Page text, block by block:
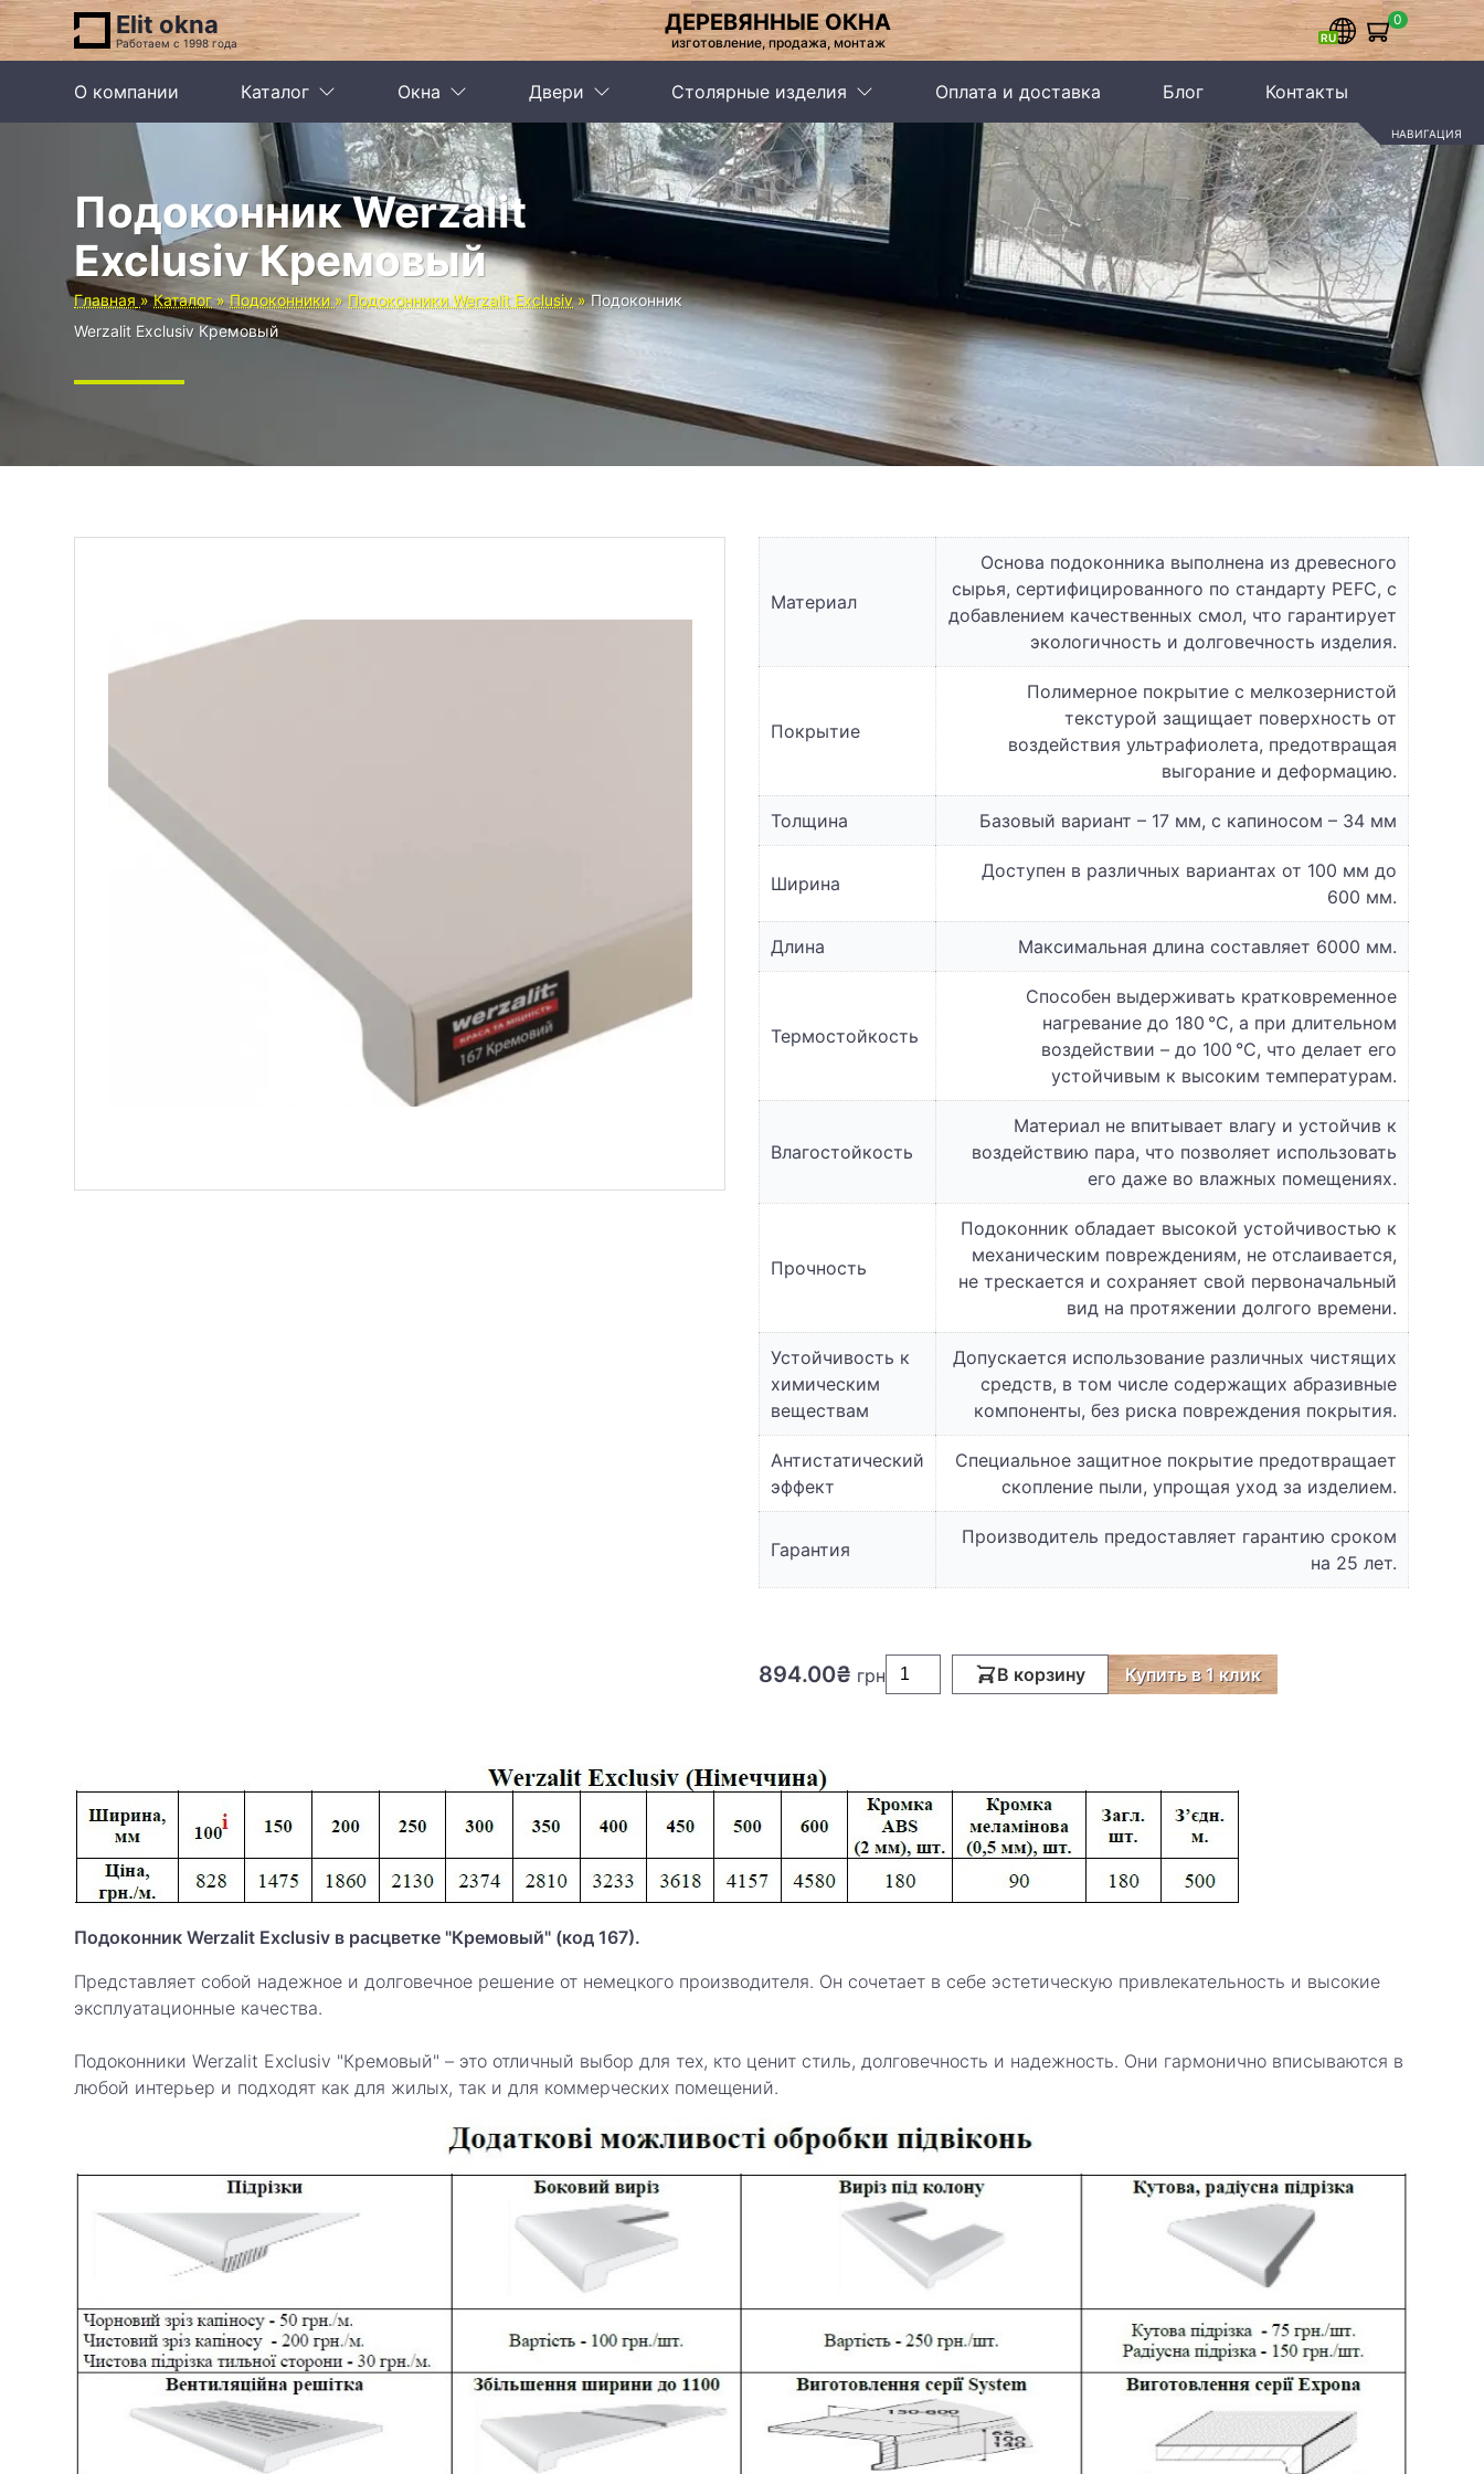
Elit okna
Работаем с 1998 года
ДЕРЕВЯННЫЕ ОКНА
изготовление, продажа, монтаж
0
О компании Каталог Окна Двери Столярные изделия Оплата и доставка Блог Контакты
Подоконник Werzalit
Exclusiv Кремовый
Главная Каталог Подоконники Подоконники Werzalit Exclusiv
Подоконник
Werzalit Exclusiv Кремовый
Материал
Основа подоконника выполнена из древесного
сырья, сертифицированного по стандарту PEFC, с
добавлением качественных смол, что гарантирует
экологичность и долговечность изделия.
Покрытие
Полимерное покрытие с мелкозернистой
текстурой защищает поверхность от
воздействия ультрафиолета, предотвращая
выгорание и деформацию.
Толщина Базовый вариант – 17 мм, с капиносом – 34 мм
Ширина
Доступен в различных вариантах от 100 мм до
600 мм.
Длина Максимальная длина составляет 6000 мм.
Термостойкость
Способен выдерживать кратковременное
нагревание до 180 °C, а при длительном
воздействии – до 100 °C, что делает его
устойчивым к высоким температурам.
Влагостойкость
Материал не впитывает влагу и устойчив к
воздействию пара, что позволяет использовать
его даже во влажных помещениях.
Прочность
Подоконник обладает высокой устойчивостью к
механическим повреждениям, не отслаивается,
не трескается и сохраняет свой первоначальный
вид на протяжении долгого времени.
Устойчивость к
химическим
веществам
Допускается использование различных чистящих
средств, в том числе содержащих абразивные
компоненты, без риска повреждения покрытия.
Антистатический
эффект
Специальное защитное покрытие предотвращает
скопление пыли, упрощая уход за изделием.
Гарантия
Производитель предоставляет гарантию сроком
на 25 лет.
894.00₴ В корзину Купить в 1 клик
Подоконник Werzalit Exclusiv в расцветке "Кремовый" (код 167).
Представляет собой надежное и долговечное решение от немецкого производителя. Он сочетает в себе эстетическую привлекательность и высокие
эксплуатационные качества.
Подоконники Werzalit Exclusiv "Кремовый" – это отличный выбор для тех, кто ценит стиль, долговечность и надежность. Они гармонично вписываются в
любой интерьер и подходят как для жилых, так и для коммерческих помещений.